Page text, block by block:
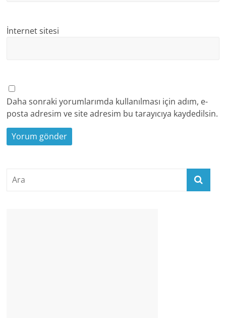
İnternet sitesi
Daha sonraki yorumlarımda kullanılması için adım, e-
posta adresim ve site adresim bu tarayıcıya kaydedilsin.